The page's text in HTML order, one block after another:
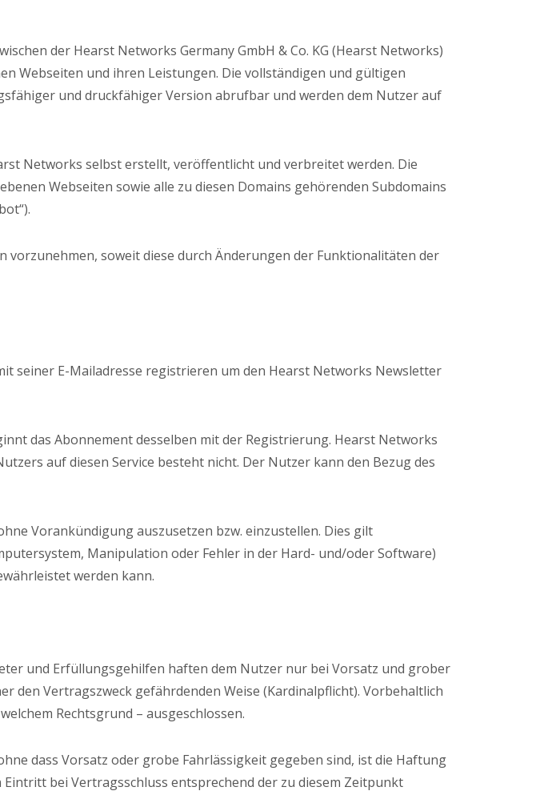
der Hearst Networks Germany GmbH & Co. KG (Hearst Networks)
Webseiten und ihren Leistungen. Die vollständigen und gültigen
und druckfähiger Version abrufbar und werden dem Nutzer auf
Networks selbst erstellt, veröffentlicht und verbreitet werden. Die
Webseiten sowie alle zu diesen Domains gehörenden Subdomains
soweit diese durch Änderungen der Funktionalitäten der
seiner E-Mailadresse registrieren um den Hearst Networks Newsletter
das Abonnement desselben mit der Registrierung. Hearst Networks
auf diesen Service besteht nicht. Der Nutzer kann den Bezug des
Vorankündigung auszusetzen bzw. einzustellen. Dies gilt
Manipulation oder Fehler in der Hard- und/oder Software)
werden kann.
und Erfüllungsgehilfen haften dem Nutzer nur bei Vorsatz und grober
den Vertragszweck gefährdenden Weise (Kardinalpflicht). Vorbehaltlich
Rechtsgrund – ausgeschlossen.
dass Vorsatz oder grobe Fahrlässigkeit gegeben sind, ist die Haftung
bei Vertragsschluss entsprechend der zu diesem Zeitpunkt